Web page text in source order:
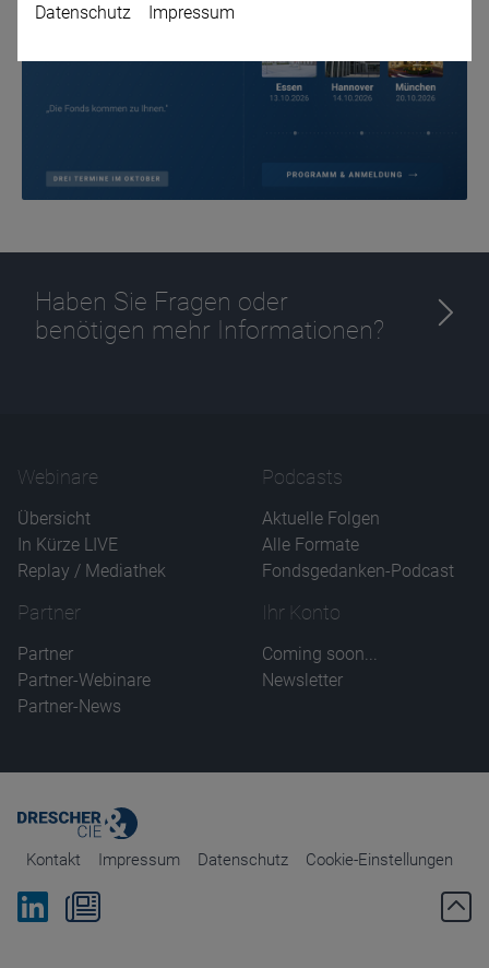
Haben Sie Fragen oder
benötigen mehr Informationen?
Webinare
Übersicht
In Kürze LIVE
Replay / Mediathek
Podcasts
Aktuelle Folgen
Alle Formate
Fondsgedanken-Podcast
Partner
Partner
Partner-Webinare
Partner-News
Ihr Konto
Coming soon...
Newsletter
Kontakt Impressum Datenschutz Cookie-Einstellungen
Bei Linkedin folgen
Zum Newsletter anmelden
Datenschutz Impressum